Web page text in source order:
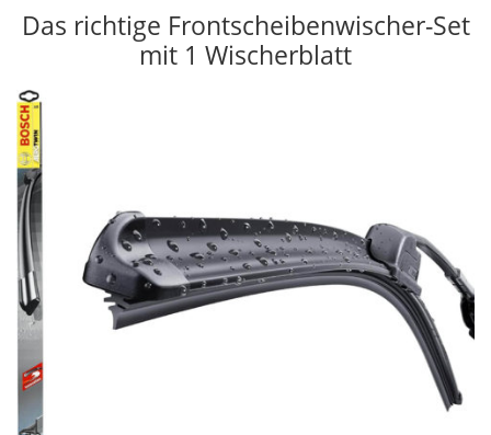
Das richtige Frontscheibenwischer-Set
mit 1 Wischerblatt